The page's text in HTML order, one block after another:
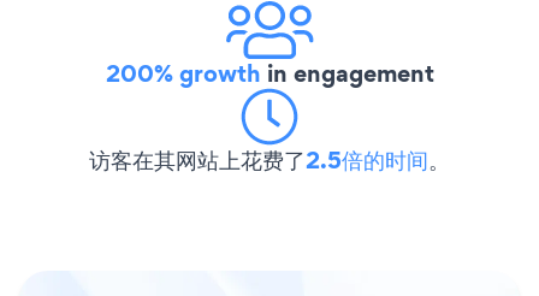
200% growth in engagement
访客在其网站上花费了2.5倍的时间。